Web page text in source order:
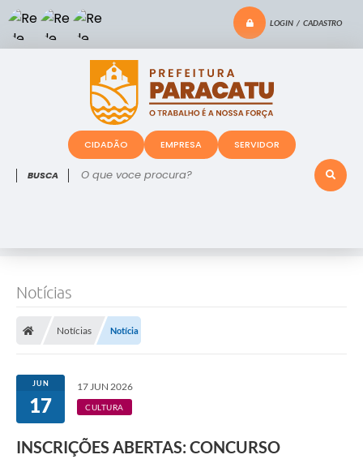
LOGIN / CADASTRO
O que voce procura?
CIDADÃO EMPRESA SERVIDOR
Notícias
Notícias Notícia
JUN
17
17 JUN 2026
CULTURA
INSCRIÇÕES ABERTAS: CONCURSO